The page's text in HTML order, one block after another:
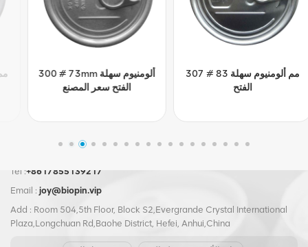
300 # 73mm ألومنيوم سهلة
الفتح سعر المصنع
307 # 83 مم ألومنيوم سهلة
الفتح
Tel :+8617855139217
Email : joy@biopin.vip
Add : Room 504,5th Floor, Block S2,Evergrande Crystal International
Plaza,Longchuan Rd,Baohe District, Hefei, Anhui,China